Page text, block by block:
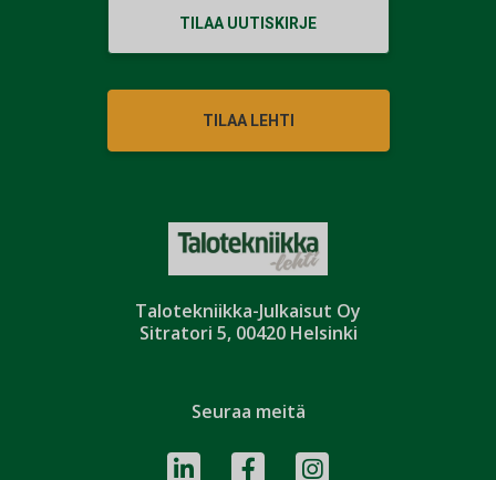
Talotekniikka-Julkaisut Oy
Sitratori 5, 00420 Helsinki
TILAA UUTISKIRJE
TILAA LEHTI
Seuraa meitä